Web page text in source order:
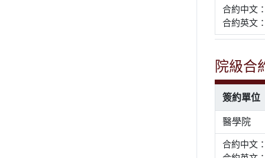
合約中文
合約英文
院級合
簽約單位
醫學院
合約中文